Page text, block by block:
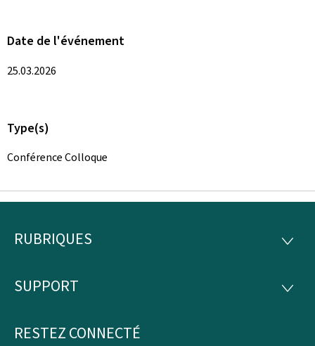
Date de l'événement
25.03.2026
Type(s)
Conférence Colloque
Pied
page
RUBRIQUES
SUPPORT
RESTEZ CONNECTÉ